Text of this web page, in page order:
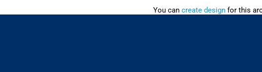
You can create designfor this